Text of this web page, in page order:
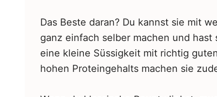
Das Beste daran? Du kannst sie mit
ganz einfach selber machen und hast
eine kleine Süssigkeit mit richtig
hohen Proteingehalts machen sie